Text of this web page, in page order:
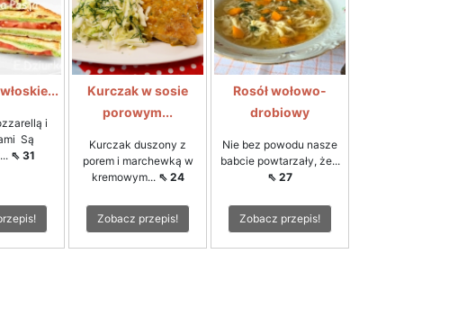
i
Są
⇖ 31
Kurczak w sosie
porowym...
Kurczak duszony z
porem i marchewką w
kremowym... ⇖ 24
Zobacz przepis!
Rosół wołowo-
drobiowy
Nie bez powodu nasze
babcie powtarzały, że...
⇖ 27
Zobacz przepis!